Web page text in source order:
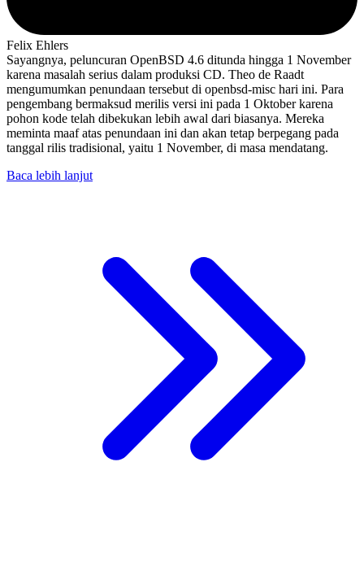
Felix Ehlers
Sayangnya, peluncuran OpenBSD 4.6 ditunda hingga 1 November
karena masalah serius dalam produksi CD. Theo de Raadt
mengumumkan penundaan tersebut di openbsd-misc hari ini. Para
pengembang bermaksud merilis versi ini pada 1 Oktober karena
pohon kode telah dibekukan lebih awal dari biasanya. Mereka
meminta maaf atas penundaan ini dan akan tetap berpegang pada
tanggal rilis tradisional, yaitu 1 November, di masa mendatang.
Baca lebih lanjut